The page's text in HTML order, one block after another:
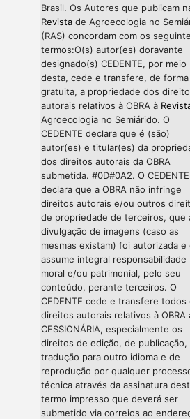
Brasil. Os Autores que publicam
Revista de Agroecologia no
(RAS) concordam com os
termos:O(s) autor(es) doravante
designado(s) CEDENTE, por meio
desta, cede e transfere, de forma
gratuita, a propriedade dos
autorais relativos à OBRA à
Agroecologia no Semiárido. O
CEDENTE declara que é (são)
autor(es) e titular(es) da
dos direitos autorais da OBRA
submetida. #0D#0A2. O CEDENTE
declara que a OBRA não infringe
direitos autorais e/ou outros
de propriedade de terceiros, que
divulgação de imagens (caso as
mesmas existam) foi autorizada e
assume integral responsabilidade
moral e/ou patrimonial, pelo seu
conteúdo, perante terceiros. O
CEDENTE cede e transfere todos
direitos autorais relativos à OBRA
CESSIONÁRIA, especialmente os
direitos de edição, de publicação,
tradução para outro idioma e de
reprodução por qualquer
técnica através da assinatura
termo impresso que deverá ser
submetido via correios ao